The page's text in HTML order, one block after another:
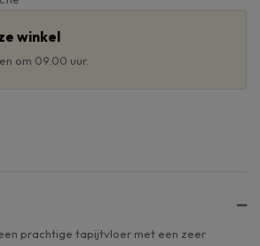
winkel
om 09.00 uur.
prachtige tapijtvloer met een zeer